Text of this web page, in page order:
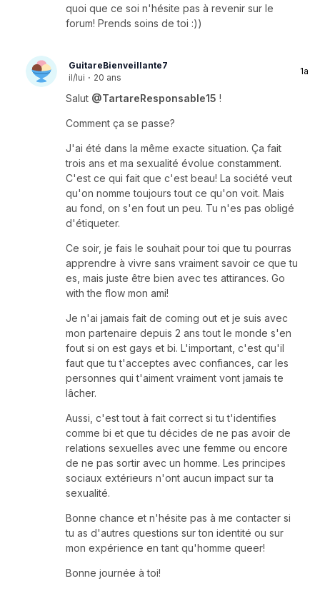
quoi que ce soi n'hésite pas à revenir sur le
forum! Prends soins de toi :))
GuitareBienveillante7
il/lui · 20 ans
1a
Salut @TartareResponsable15 !
Comment ça se passe?
J'ai été dans la même exacte situation. Ça fait
trois ans et ma sexualité évolue constamment.
C'est ce qui fait que c'est beau! La société veut
qu'on nomme toujours tout ce qu'on voit. Mais
au fond, on s'en fout un peu. Tu n'es pas obligé
d'étiqueter.
Ce soir, je fais le souhait pour toi que tu pourras
apprendre à vivre sans vraiment savoir ce que tu
es, mais juste être bien avec tes attirances. Go
with the flow mon ami!
Je n'ai jamais fait de coming out et je suis avec
mon partenaire depuis 2 ans tout le monde s'en
fout si on est gays et bi. L'important, c'est qu'il
faut que tu t'acceptes avec confiances, car les
personnes qui t'aiment vraiment vont jamais te
lâcher.
Aussi, c'est tout à fait correct si tu t'identifies
comme bi et que tu décides de ne pas avoir de
relations sexuelles avec une femme ou encore
de ne pas sortir avec un homme. Les principes
sociaux extérieurs n'ont aucun impact sur ta
sexualité.
Bonne chance et n'hésite pas à me contacter si
tu as d'autres questions sur ton identité ou sur
mon expérience en tant qu'homme queer!
Bonne journée à toi!